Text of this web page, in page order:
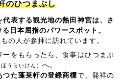
のひつまぶし
代表する観光地の熱田神宮は、さ
日本屈指のパワースポット。
の人が参拝に訪れています。
をもらったら、食事はひつまぶ
ほうらいけん） へ。
つた蓬莱軒の登録商標で、発祥の